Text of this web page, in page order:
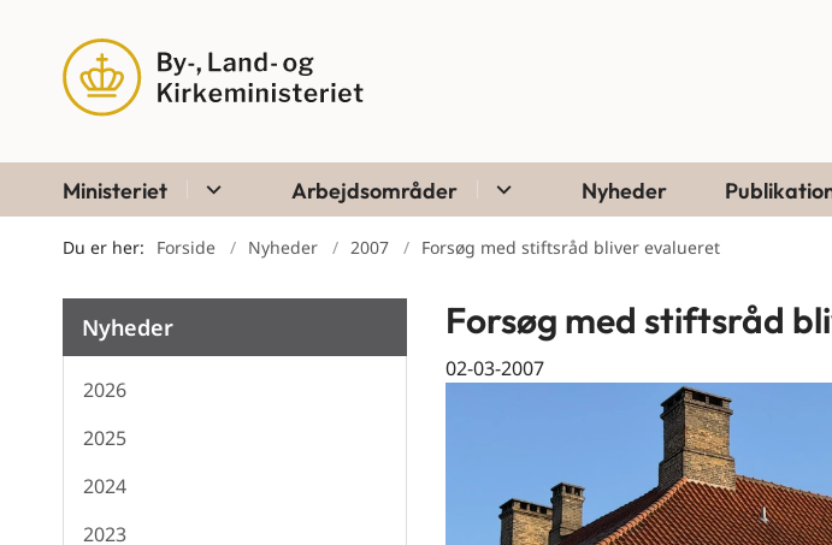
Ministeriet Arbejdsområder Nyheder
Du er her: Forside Nyheder 2007 Forsøg med stiftsråd bliver evalueret
Nyheder
2026
2025
2024
2023
Forsøg med stiftsråd
02-03-2007